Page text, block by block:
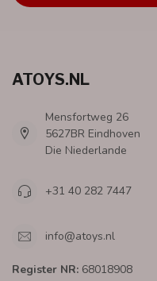
ATOYS.NL
Mensfortweg 26
5627BR Eindhoven
Die Niederlande
+31 40 282 7447
info@atoys.nl
Register NR: 68018908